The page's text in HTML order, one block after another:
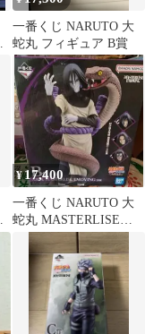
一番くじ NARUTO 大
蛇丸 フィギュア B賞
¥17,400
一番くじ NARUTO 大
蛇丸 MASTERLISE
EMOVING